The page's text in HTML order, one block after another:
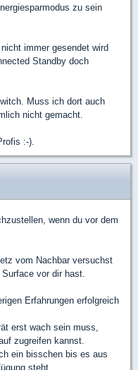
zu sein
immer gesendet wird
Standby doch
Muss ich dort auch
nicht gemacht.
:-).
wenn du vor dem
vom Nachbar versuchst
vor dir hast.
Erfahrungen erfolgreich
erst wach sein muss,
zugreifen kannst.
ein bisschen bis es aus
steht.